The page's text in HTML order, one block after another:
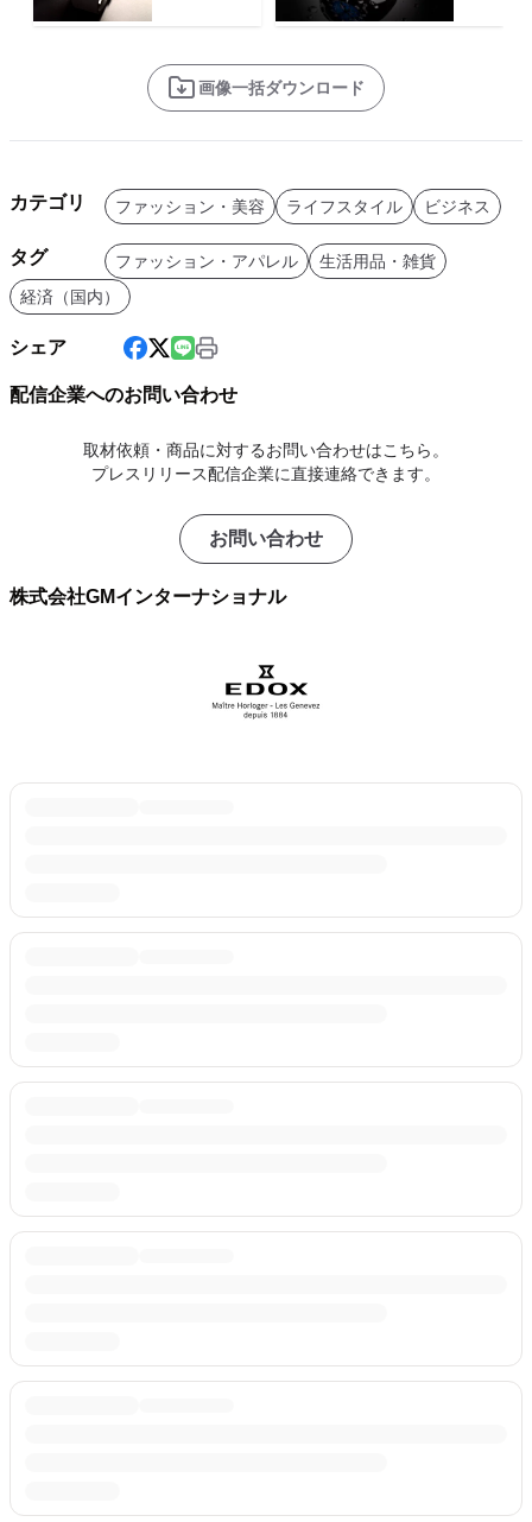
画像一括ダウンロード
カテゴリ ファッション・美容 ライフスタイル ビジネス
タグ ファッション・アパレル
生活用品・雑貨
経済（国内）
シェア
配信企業へのお問い合わせ
取材依頼・商品に対するお問い合わせはこちら。
プレスリリース配信企業に直接連絡できます。
お問い合わせ
株式会社GMインターナショナル